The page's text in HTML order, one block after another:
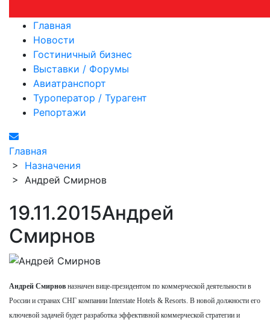
Главная
Новости
Гостиничный бизнес
Выставки / Форумы
Авиатранспорт
Туроператор / Турагент
Репортажи
Главная
> Назначения
> Андрей Смирнов
19.11.2015Андрей
Смирнов
Андрей Смирнов назначен вице-президентом по коммерческой деятельности в
России и странах СНГ компании Interstate Hotels & Resorts. В новой должности его
ключевой задачей будет разработка эффективной коммерческой стратегии и